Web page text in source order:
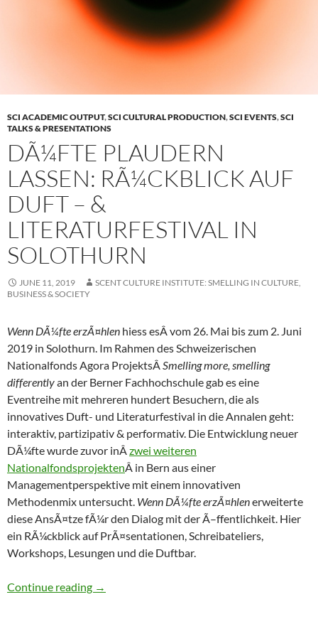
SCI ACADEMIC OUTPUT,SCI CULTURAL PRODUCTION,SCI EVENTS,SCI
TALKS & PRESENTATIONS
DÃ¼FTE PLAUDERN
LASSEN: RÃ¼CKBLICK AUF
DUFT – &
LITERATURFESTIVAL IN
SOLOTHURN
JUNE 11, 2019
SCENT CULTURE INSTITUTE: SMELLING IN CULTURE,
BUSINESS & SOCIETY
Wenn DÃ¼fte erzÃ¤hlen hiess esÂ vom 26. Mai bis zum 2. Juni
2019 in Solothurn. Im Rahmen des Schweizerischen
Nationalfonds Agora ProjektsÂSmelling more, smelling
differentlyan der Berner Fachhochschule gab es eine
Eventreihe mit mehreren hundert Besuchern, die als
innovatives Duft- und Literaturfestival in die Annalen geht:
interaktiv, partizipativ & performativ. Die Entwicklung neuer
DÃ¼fte wurde zuvor inÂzwei weiteren
NationalfondsprojektenÂ in Bern aus einer
Managementperspektive mit einem innovativen
Methodenmix untersucht. Wenn DÃ¼fte erzÃ¤hlenerweiterte
diese AnsÃ¤tze fÃ¼r den Dialog mit der Ã–ffentlichkeit. Hier
ein RÃ¼ckblick auf PrÃ¤sentationen, Schreibateliers,
Workshops, Lesungen und die Duftbar.
Continue reading DÃ¼fte plaudern lassen: RÃ¼ckblick auf
→